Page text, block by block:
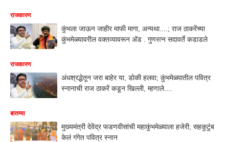
राजकारण
कुंभला जाऊन जाहीर माफी मागा, अन्यथा....; राज ठाकरेंच्या
कुंभमेळ्यावरील वक्तव्यावरून अ‍ॅड . गुणरत्न सदावर्ते कडाडले
राजकारण
अंधश्रद्धेतून जरा बाहेर या, डोकी हलवा; कुंभमेळ्यातील पवित्र
स्नानाची राज ठाकरें कडून खिल्ली, म्हणाले....
बातम्या
मुख्यमंत्री देवेंद्र फडणवीसांची महाकुंभमेळ्याला हजेरी; सहकुटुंब
केलं गंगेत पवित्र स्नान